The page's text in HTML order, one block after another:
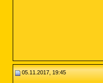
05.11.2017, 19:45